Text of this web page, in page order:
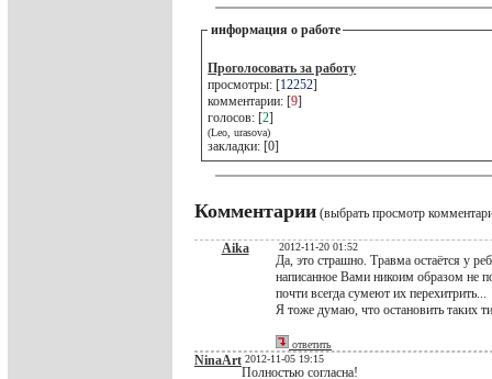
информация о работе
Проголосовать за работу
просмотры: [12252]
комментарии: [9]
голосов: [2]
(Leo, urasova)
закладки: [0]
Комментарии (выбрать просмотр
Aika 2012-11-20 01:52
Да, это страшно. Травма остаётся у
написанное Вами никоим образом не
почти всегда сумеют их перехитрить...
Я тоже думаю, что остановить таких
ответить
NinaArt 2012-11-05 19:15
Полностью согласна!